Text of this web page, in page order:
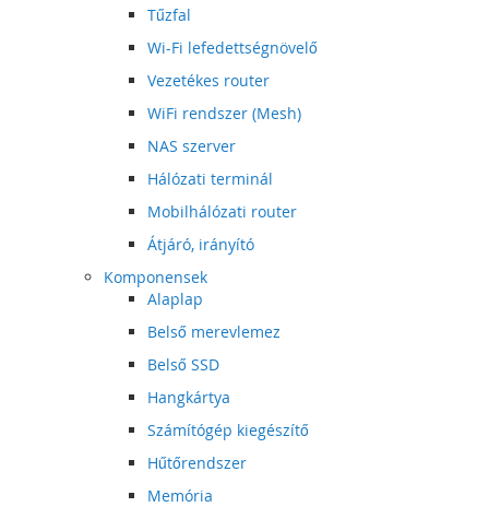
Tűzfal
Wi-Fi lefedettségnövelő
Vezetékes router
WiFi rendszer (Mesh)
NAS szerver
Hálózati terminál
Mobilhálózati router
Átjáró, irányító
Komponensek
Alaplap
Belső merevlemez
Belső SSD
Hangkártya
Számítógép kiegészítő
Hűtőrendszer
Memória